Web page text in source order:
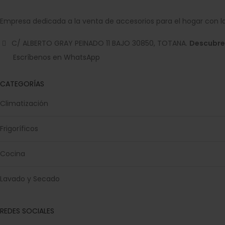
Empresa dedicada a la venta de accesorios para el hogar con
C/ ALBERTO GRAY PEINADO 11 BAJO 30850, TOTANA.
Escríbenos en WhatsApp
CATEGORÍAS
Climatización
Frigoríficos
Cocina
Lavado y Secado
REDES SOCIALES